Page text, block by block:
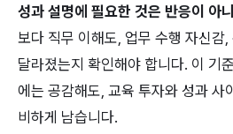
성과 설명에 필요한 것은 반응이 아
보다 직무 이해도, 업무 수행 자신감
달라졌는지 확인해야 합니다. 이 기
에는 공감해도, 교육 투자와 성과 사
비하게 남습니다.